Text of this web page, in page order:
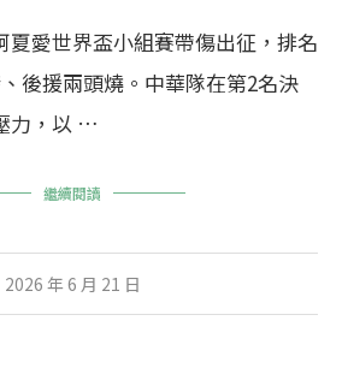
夏愛世界盃小組賽帶傷出征，排名
後援兩頭燒。中華隊在第2名決
力，以 …
繼續閱讀
2026 年 6 月 21 日